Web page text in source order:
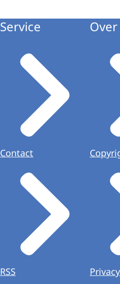
Service
Contact
RSS Privacy